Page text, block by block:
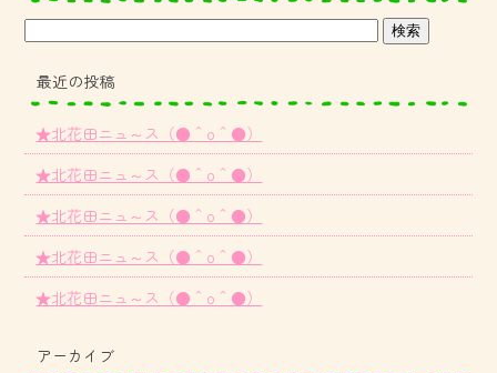
最近の投稿
★北花田ニュ～ス（●＾o＾●）
★北花田ニュ～ス（●＾o＾●）
★北花田ニュ～ス（●＾o＾●）
★北花田ニュ～ス（●＾o＾●）
★北花田ニュ～ス（●＾o＾●）
アーカイブ